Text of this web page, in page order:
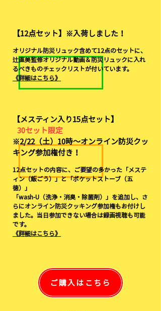
【12点セット】※入荷しました！
オリジナル防災リュック含めて12点のセットに、
辻直美監修オリジナル動画＆防災リュックに入れ
るべきものチェックリストが付いています。
《詳細はこちら》
【メスティン入り15点セット】
30セット限定
※2/22（土）10時～オンライン防災クッ
キング参加権付き！
12点セットの内容に、ご要望の多かった「メステ
ィン（飯ごう）」と「ポケットストーブ（五
徳）」
「wash-U（洗浄・消臭・除菌剤）」を追加し、さ
らにオンライン防災クッキング参加権もお付けし
ました。当日参加できない場合は録画視聴も可能
です。
《詳細はこちら》
ご購入はこちら